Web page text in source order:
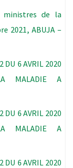
ministres de la
2021, ABUJA –
DU 6 AVRIL 2020
MALADIE A
DU 6 AVRIL 2020
MALADIE A
DU 6 AVRIL 2020